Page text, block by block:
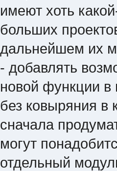
имеют хоть
больших
дальнейшем их
- добавлять
новой функции в
без ковыряния в
сначала
могут
отдельный